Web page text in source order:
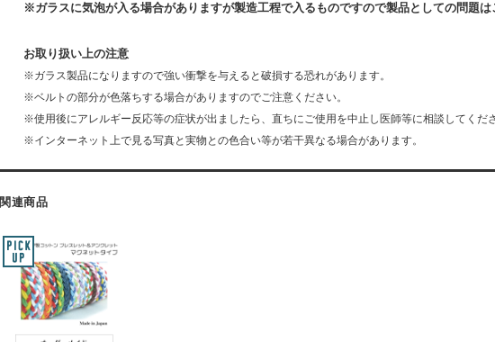
※ガラスに気泡が入る場合がありますが製造工程で入るものですので製品としての問題は
お取り扱い上の注意
※ガラス製品になりますので強い衝撃を与えると破損する恐れがあります。
※ベルトの部分が色落ちする場合がありますのでご注意ください。
※使用後にアレルギー反応等の症状が出ましたら、直ちにご使用を中止し医師等に相談してくださ
※インターネット上で見る写真と実物との色合い等が若干異なる場合があります。
関連商品